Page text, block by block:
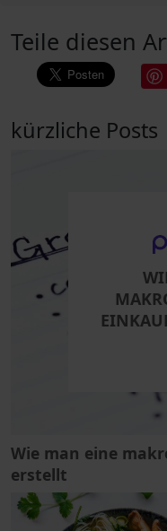
Teile diesen
kürzliche Posts
Wie man eine
erstellt